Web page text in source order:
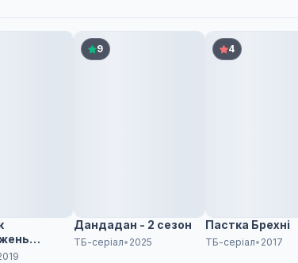
9
Дандадан - 2 сезон
ТБ-серіал• 2025
4
Пастка Брехні
ТБ-серіал• 2017